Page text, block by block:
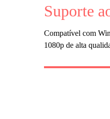
Suporte
Compatível com
1080p de alta